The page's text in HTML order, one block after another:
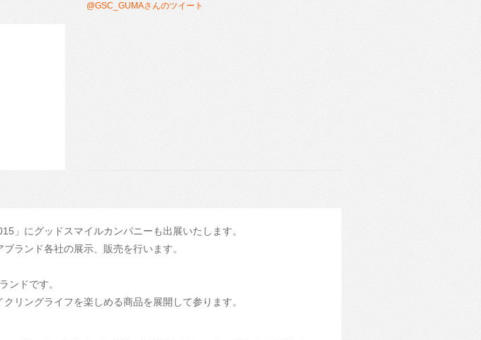
@GSC_GUMAさんのツイート
」にグッドスマイルカンパニーも出展いたします。
ランド各社の展示、販売を行います。
ンドです。
リングライフを楽しめる商品を展開して参ります。